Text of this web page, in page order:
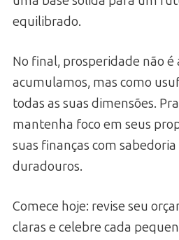
equilibrado.
No final, prosperidade não é
acumulamos, mas como
todas as suas dimensões.
mantenha foco em seus
suas finanças com
duradouros.
Comece hoje: revise seu
claras e celebre cada